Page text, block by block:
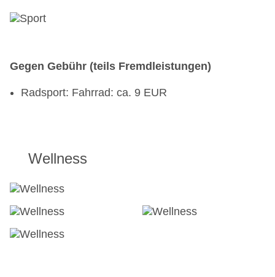
Gegen Gebühr (teils Fremdleistungen)
Radsport: Fahrrad: ca. 9 EUR
Wellness